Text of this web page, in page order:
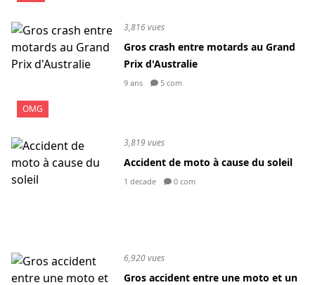
OMG
3,816 vues
Gros crash entre motards au Grand
Prix d'Australie
9 ans 5 com
3,819 vues
Accident de moto à cause du soleil
1 decade 0 com
6,920 vues
Gros accident entre une moto et un